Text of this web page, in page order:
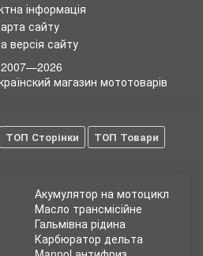
інформація
сайту
версія сайту
магазин мототоварів
ТОП Сторінки
ТОП Товари
Акумулятор на мотоцикл
Масло трансмісійне
Гальмівна рідина
Карбюратор дельта